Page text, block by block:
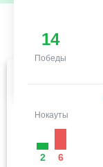
14
Победы
Нокауты
2 6